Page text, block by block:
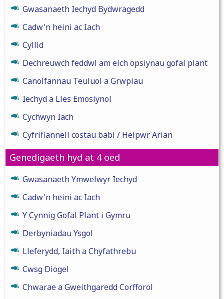
Gwasanaeth Iechyd Bydwragedd
Cadw'n heini ac Iach
Cyllid
Dechreuwch feddwl am eich opsiynau gofal plant
Canolfannau Teuluol a Grwpiau
Iechyd a Lles Emosiynol
Cychwyn Iach
Cyfrifiannell costau babi / Helpwr Arian
Genedigaeth hyd at 4 oed
Gwasanaeth Ymwelwyr Iechyd
Cadw'n heini ac Iach
Y Cynnig Gofal Plant i Gymru
Derbyniadau Ysgol
Lleferydd, Iaith a Chyfathrebu
Cwsg Diogel
Chwarae a Gweithgaredd Corfforol